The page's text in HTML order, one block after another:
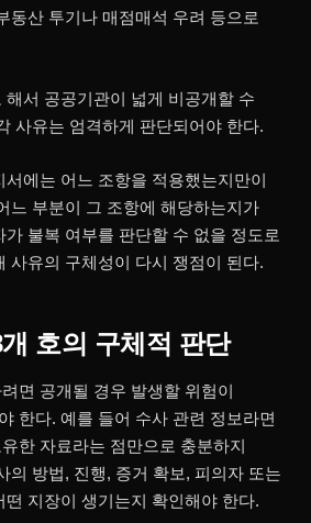
동산 투기나 매점매석 우려 등으로
서 공공기관이 넓게 비공개할 수
사유는 엄격하게 판단되어야 한다.
에는 어느 조항을 적용했는지만이
느 부분이 그 조항에 해당하는지가
가 불복 여부를 판단할 수 없을 정도로
사유의 구체성이 다시 쟁점이 된다.
호의 구체적 판단
면 공개될 경우 발생할 위험이
한다. 예를 들어 수사 관련 정보라면
한 자료라는 점만으로 충분하지
의 방법, 진행, 증거 확보, 피의자 또는
떤 지장이 생기는지 확인해야 한다.